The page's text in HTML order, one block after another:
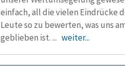
einfach, all die vielen Eindrücke
Leute so zu bewerten, was uns
geblieben ist. ... weiter...